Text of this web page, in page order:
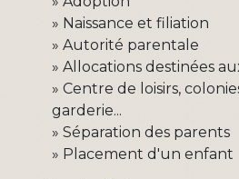
Naissance et filiation
Autorité parentale
Allocations destinées
Centre de loisirs,
garderie...
Séparation des parents
Placement d'un enfant